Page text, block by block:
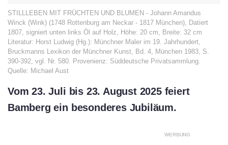
STILLLEBEN MIT FRÜCHTEN UND BLUMEN - Johann Amandus
Winck (Wink) (1748 Rottenburg am Neckar - 1817 München), Datiert
1807, signiert unten links Öl auf Holz, Höhe: 20 cm, Breite: 32 cm
Literatur: Horst Ludwig (Hg.): Münchner Maler im 19. Jahrhundert,
Bruckmanns Lexikon der Münchner Kunst, Bd. 4, München 1983, S.
390-392, vgl. Nr. 580. Provenienz: Süddeutsche Privatsammlung.
Quelle: Michael Aust
Vom 23. Juli bis 23. August 2025 feiert
Bamberg ein besonderes Jubiläum.
WERBUNG